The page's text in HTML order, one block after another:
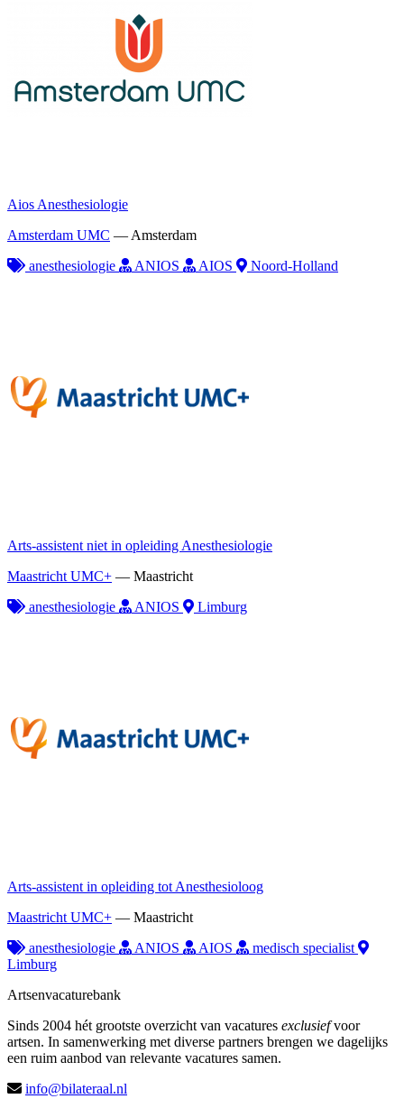
Aios Anesthesiologie
Amsterdam UMC — Amsterdam
anesthesiologie
ANIOS AIOS Noord-Holland
Arts-assistent niet in opleiding Anesthesiologie
Maastricht UMC+ — Maastricht
anesthesiologie
ANIOS Limburg
Arts-assistent in opleiding tot Anesthesioloog
Maastricht UMC+ — Maastricht
anesthesiologie
ANIOS AIOS
medisch specialist
Limburg
Artsenvacaturebank
Sinds 2004 hét grootste overzicht van vacatures exclusiefvoor
artsen. In samenwerking met diverse partners brengen we dagelijks
een ruim aanbod van relevante vacatures samen.
info@bilateraal.nl